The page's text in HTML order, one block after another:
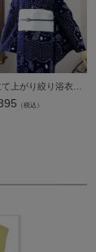
（税込）